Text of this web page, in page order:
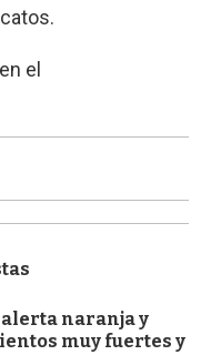
el
alerta naranja y
muy fuertes y